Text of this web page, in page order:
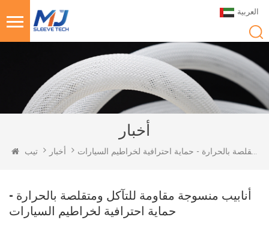
العربية
أخبار
تيب أخبار
أنابيب منسوجة مقاومة للتآكل ومتقلصة بالحرارة -
حماية احترافية لخراطيم السيارات